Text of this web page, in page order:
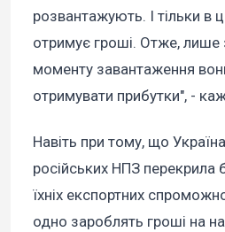
розвантажують. І тільки в
отримує гроші. Отже, лише
моменту завантаження
отримувати прибутки", -
Навіть при тому, що
російських НПЗ перекрила
їхніх експортних
одно зароблять гроші на